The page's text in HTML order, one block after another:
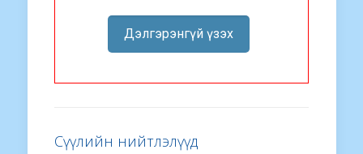
Дэлгэрэнгүй үзэх
Сүүлийн нийтлэлүүд